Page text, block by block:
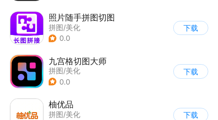
照片随手拼图切图
拼图/美化
0.0
下载
九宫格切图大师
拼图/美化
0.0
下载
柚优品
拼图/美化
下载